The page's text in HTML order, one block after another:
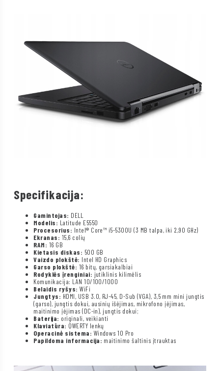
Specifikacija:
Gamintojas: DELL
Modelis: Latitude E5550
Procesorius: Intel® Core™ i5-5300U (3 MB talpa, iki 2,90 GHz)
Ekranas: 15,6 colių
RAM: 16 GB
Kietasis diskas: 500 GB
Vaizdo plokštė: Intel HD Graphics
Garso plokštė: 16 bitų, garsiakalbiai
Rodyklės įrenginiai: jutiklinis kilimėlis
Komunikacija: LAN 10/100/1000
Belaidis ryšys: WiFi
Jungtys: HDMI, USB 3.0, RJ-45, D-Sub (VGA), 3,5 mm mini jungtis
(garso), jungtis dokui, ausinių išėjimas, mikrofono įėjimas,
maitinimo įėjimas (DC-in), jungtis dokui;
Baterija: originali, veikianti
Klaviatūra: QWERTY lenkų
Operacinė sistema: Windows 10 Pro
Papildoma informacija: maitinimo šaltinis įtrauktas